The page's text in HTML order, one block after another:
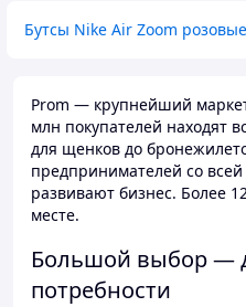
Бутсы Nike Air Zoom розовые
Prom — крупнейший
млн покупателей находят
для щенков до
предпринимателей со
развивают бизнес. Более
месте.
Большой выбор —
потребности